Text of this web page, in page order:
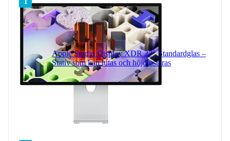
Apple Studio Display XDR 27" Standardglas –
Stativ som kan lutas och höjdjusteras